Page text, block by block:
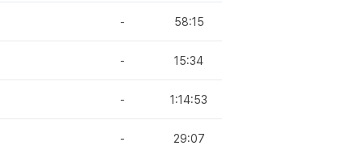
- 58:15
- 15:34
- 1:14:53
- 29:07